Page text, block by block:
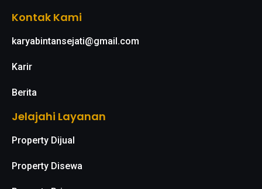
Kontak Kami
karyabintansejati@gmail.com
Karir
Berita
Jelajahi Layanan
Property Dijual
Property Disewa